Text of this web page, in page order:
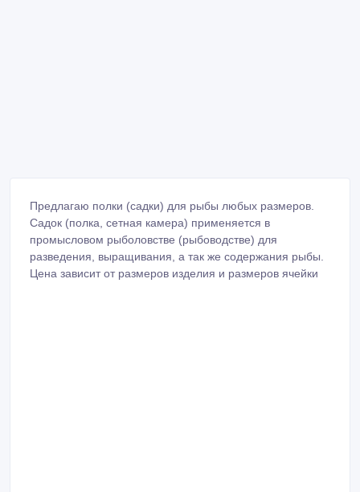
Предлагаю полки (садки) для рыбы любых размеров.
Садок (полка, сетная камера) применяется в
промысловом рыболовстве (рыбоводстве) для
разведения, выращивания, а так же содержания рыбы.
Цена зависит от размеров изделия и размеров ячейки